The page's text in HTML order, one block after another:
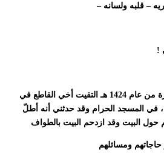
– قلبه ولسانه –
!
ولكن في شهر جمادى الآخرة من عام 1424 هـ التقيت أخي القاطع في
في المسجد الحرام وقد حدثني أنه أطلّ
البيت وقد ازدحم البيت بالطواف
ومسائلهم